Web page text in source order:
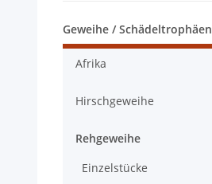
Geweihe / Schädeltrophäen
Afrika
Hirschgeweihe
Rehgeweihe
Einzelstücke